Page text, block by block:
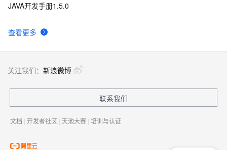
查看更多
JAVA开发手册1.5.0
关注我们： 新浪微博
联系我们
文档 | 开发者社区 | 天池大赛 | 培训与认证